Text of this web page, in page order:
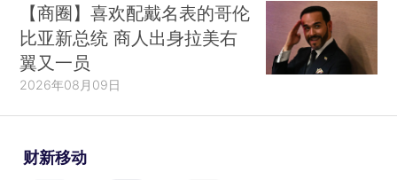
【商圈】喜欢配戴名表的哥伦
比亚新总统 商人出身拉美右
翼又一员
2026年08月09日
财新移动